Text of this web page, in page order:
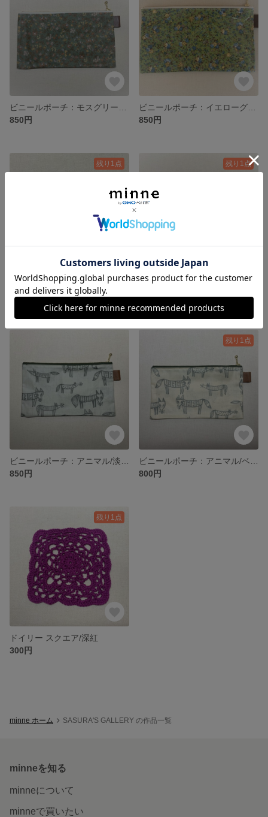
850円
850円
残り1点
ビニールポーチ：ピンク/フォレスト マスク・通帳・文具・メモ入れ
850円
残り1点
ビニールポーチ：ホワイト/フォレスト マスク・通帳・文具・メモ入れ
800円
850円
残り1点
800円
残り1点
ドイリー スクエア/深紅
300円
minne ホーム SASURA'S GALLERY の作品一覧
minneを知る
minneについて
minneで買いたい